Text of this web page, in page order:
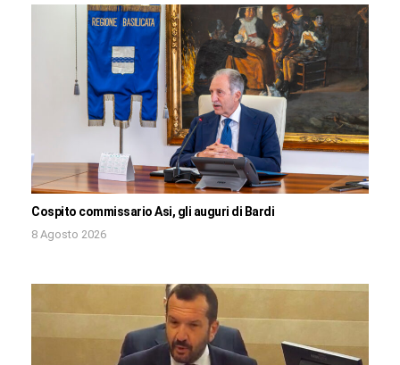
Cospito commissario Asi, gli auguri di Bardi
8 Agosto 2026